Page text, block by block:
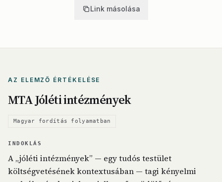
Link másolása
AZ ELEMZŐ ÉRTÉKELÉSE
MTA Jóléti intézmények
Magyar fordítás folyamatban
INDOKLÁS
A „jóléti intézmények” — egy tudós testület
költségvetésének kontextusában — tagi kényelmi